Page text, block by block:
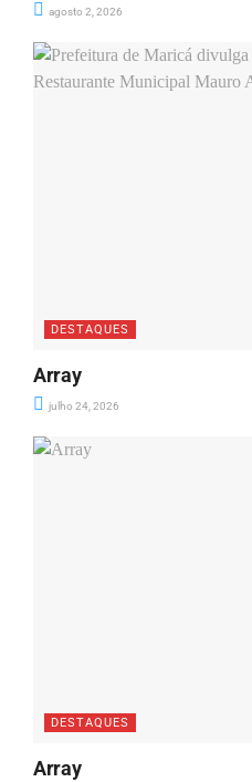
agosto 2, 2026
DESTAQUES
Array
julho 24, 2026
DESTAQUES
Array